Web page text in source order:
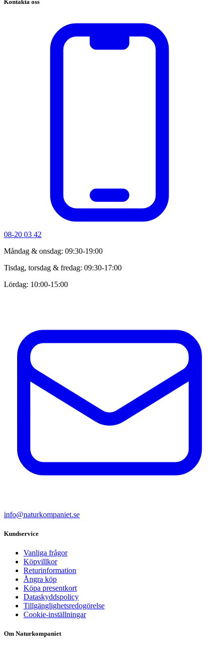
Kontakta oss
08-20 03 42
Måndag & onsdag: 09:30-19:00
Tisdag, torsdag & fredag: 09:30-17:00
Lördag: 10:00-15:00
info@naturkompaniet.se
Kundservice
Vanliga frågor
Köpvillkor
Returinformation
Ångra köp
Köpa presentkort
Dataskyddspolicy
Tillgänglighetsredogörelse
Cookie-inställningar
Om Naturkompaniet